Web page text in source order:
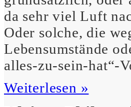
da sehr viel Luft
Oder solche, die
Lebensumstände
alles-zu-sein-
Weiterlesen »